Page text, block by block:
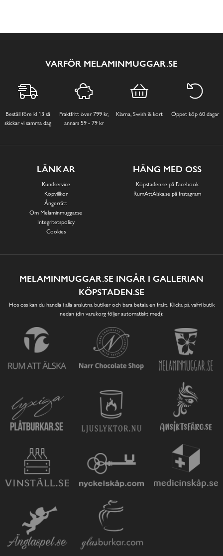
VARFÖR MELAMINMUGGAR.SE
Beställ före kl 13 så
skickar vi samma dag
Fraktfritt över 799 kr,
annars 59 - 79 kr
Klarna, Swish & kort Öppet köp 60 dagar
LÄNKAR
Kundservice
Köpvillkor
Ångerrätt
Om Melaminmuggar.se
Integritetspolicy
Cookies
HÄNG MED OSS
Köpstaden.se på Facebook
RumAttÄlska.se på Instagram
MELAMINMUGGAR.SE INGÅR I GALLERIAN
KÖPSTADEN.SE
Hos oss kan du handla i alla anslutna butiker och bara betala en frakt. Klicka på valfri butik
nedan (din varukorg följer automatiskt med):